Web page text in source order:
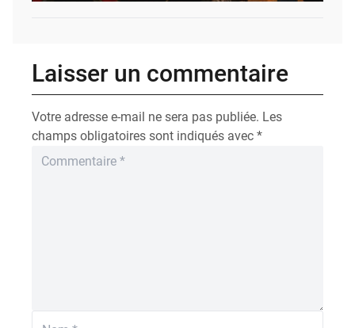
Laisser un commentaire
Votre adresse e-mail ne sera pas publiée. Les
champs obligatoires sont indiqués avec *